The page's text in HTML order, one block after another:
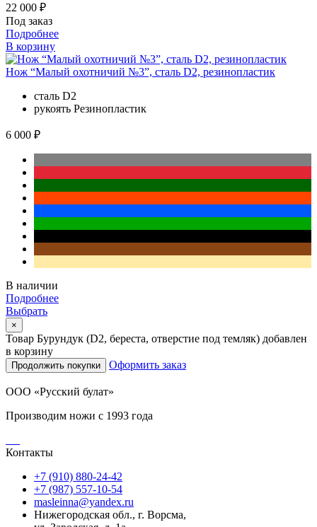
22 000 ₽
Под заказ
Подробнее
В корзину
Нож “Малый охотничий №3”, сталь D2, резинопластик
сталь D2
рукоять Резинопластик
6 000 ₽
В наличии
Подробнее
Выбрать
×
Товар Бурундук (D2, береста, отверстие под темляк) добавлен
в корзину
Продолжить покупки Оформить заказ
ООО «Русский булат»
Производим ножи с 1993 года
Контакты
+7 (910) 880-24-42
+7 (987) 557-10-54
masleinna@yandex.ru
Нижегородская обл., г. Ворсма,